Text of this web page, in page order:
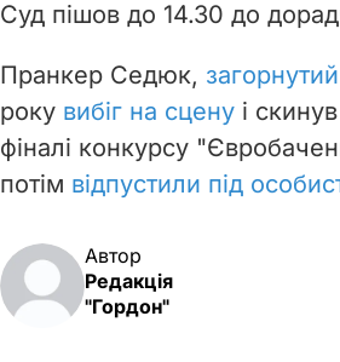
Суд пішов до 14.30 до
Пранкер Седюк,
року вибіг на сцену і
фіналі конкурсу
потім відпустили під
Автор
Редакція
"Гордон"